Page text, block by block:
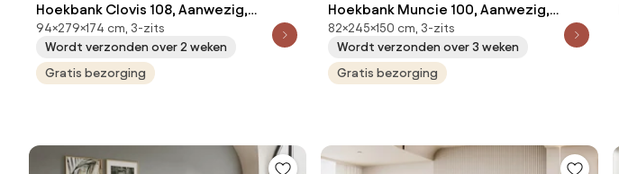
Hoekbank Clovis 108, Aanwezig,
Aanwezig, 279x174x94cm, 120 kg,
Poten: Kunststof, Hout: Grenen
94×279×174 cm, 3-zits
Wordt verzonden over 2 weken
Gratis bezorging
Hoekbank Muncie 100, Aanwezig,
Aanwezig, 245x150x82cm, 106 kg,
Poten: Kunststof
82×245×150 cm, 3-zits
Wordt verzonden over 3 weken
Gratis bezorging